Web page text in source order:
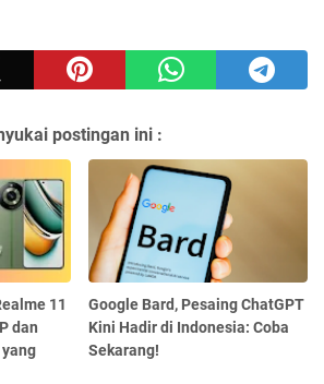
postingan ini :
11
dan
yang
Google Bard, Pesaing ChatGPT
Kini Hadir di Indonesia: Coba
Sekarang!